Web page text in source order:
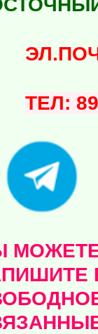
ТЕЛ:
МОЖЕТЕ